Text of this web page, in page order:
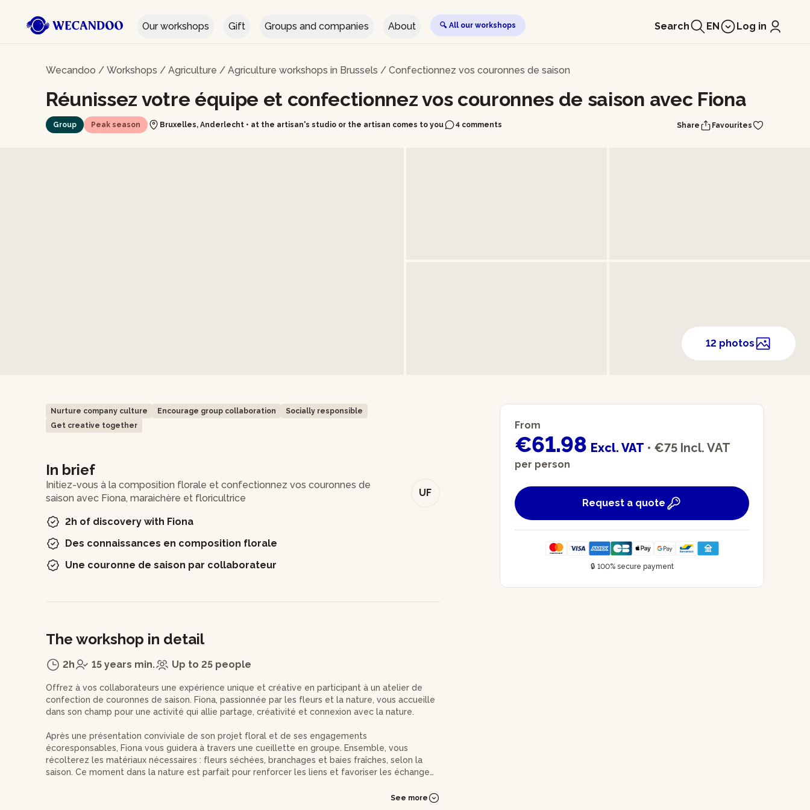
Our workshops Gift Groups and companies About 🔍 All our workshops Search EN Log in
Wecandoo / Workshops / Agriculture / Agriculture workshops in Brussels / Confectionnez vos couronnes de saison
Réunissez votre équipe et confectionnez vos couronnes de saison avec Fiona
Group Peak season Bruxelles, Anderlecht • at the artisan's studio or the artisan comes to you 4 comments Share Favourites
12 photos
Nurture company culture Encourage group collaboration
Socially responsible
Get creative together
In brief
UF
Initiez-vous à la composition florale et confectionnez vos couronnes de
saison avec Fiona, maraichère et floricultrice
2h of discovery with Fiona
Des connaissances en composition florale
Une couronne de saison par collaborateur
The workshop in detail
2h 15 years min. Up to 25 people
Offrez à vos collaborateurs une expérience unique et créative en participant à un atelier de
confection de couronnes de saison. Fiona, passionnée par les fleurs et la nature, vous accueille
dans son champ pour une activité qui allie partage, créativité et connexion avec la nature.
Après une présentation conviviale de son projet floral et de ses engagements
écoresponsables, Fiona vous guidera à travers une cueillette en groupe. Ensemble, vous
récolterez les matériaux nécessaires : fleurs séchées, branchages et baies fraîches, selon la
saison. Ce moment dans la nature est parfait pour renforcer les liens et favoriser les échanges
See more
From
€61.98 Excl. VAT •€75 Incl. VAT
per person
Request a quote
🔒 100% secure payment